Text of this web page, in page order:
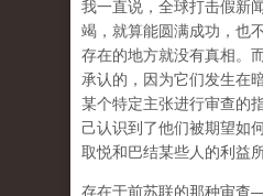
我一直说，全球打击假新
竭，就算能圆满成功，也
存在的地方就没有真相。
承认的，因为它们发生在
某个特定主张进行审查的
己认识到了他们被期望如
取悦和巴结某些人的利益所
存在于前苏联的那种审